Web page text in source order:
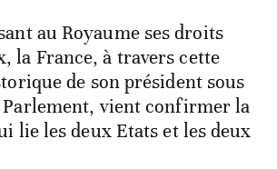
au Royaume ses droits
la France, à travers cette
de son président sous
Parlement, vient confirmer la
lie les deux Etats et les deux